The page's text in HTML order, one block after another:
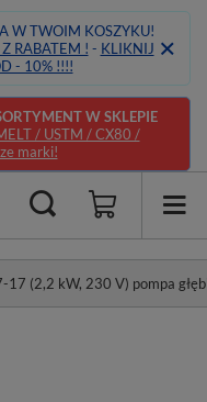
W TWOIM KOSZYKU!
RABATEM ! - KLIKNIJ
- 10% !!!!
W SKLEPIE
/ USTM / CX80 /
marki!
17 (2,2 kW, 230 V) pompa